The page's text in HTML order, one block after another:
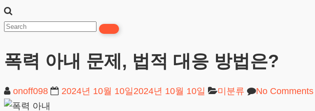
혼
상
24시간365일
폭력 아내 문제, 법적 대응 방법은?
onoff098 2024년 10월 10일 2024년 10월 10일 미분류 No Comments